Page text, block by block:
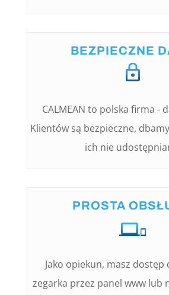
BEZPIECZNE
CALMEAN to polska firma -
Klientów są bezpieczne,
ich nie
PROSTA
Jako opiekun, masz dostęp
zegarka przez panel www lub